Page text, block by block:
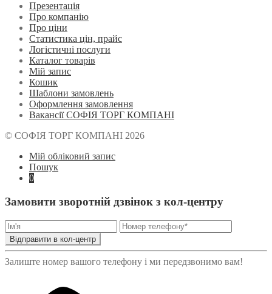
Презентація
Про компанію
Про ціни
Статистика цін, прайс
Логістичні послуги
Каталог товарів
Мій запис
Кошик
Шаблони замовлень
Оформлення замовлення
Вакансії СОФІЯ ТОРГ КОМПАНІ
© СОФІЯ ТОРГ КОМПАНІ 2026
Мій обліковий запис
Пошук
0
Замовити зворотній дзвінок з кол-центру
Відправити в кол-центр
Залиште номер вашого телефону і ми передзвонимо вам!